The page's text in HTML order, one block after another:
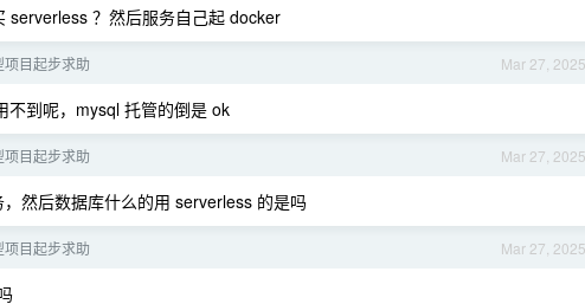
serverless ？然后服务自己起 docker
Mar 27, 2025
项目起步求助
不到呢，mysql 托管的倒是 ok
Mar 27, 2025
项目起步求助
然后数据库什么的用 serverless 的是吗
Mar 27, 2025
项目起步求助